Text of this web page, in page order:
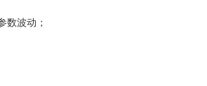
数波动；